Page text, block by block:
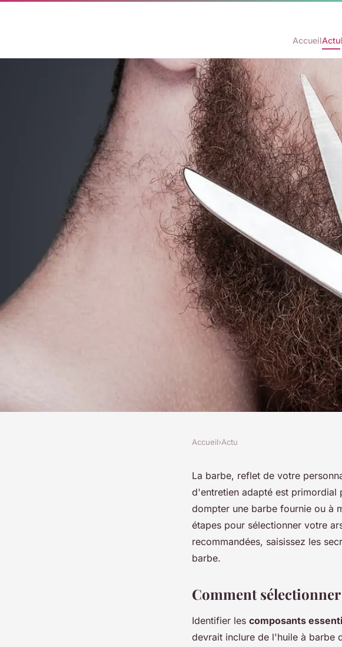
AccueilActu
Le guide pour bien
un kit d'entretien à barbe
Accueil›Actu
La barbe, reflet de votre
d'entretien adapté est primordial
dompter une barbe fournie ou à
étapes pour sélectionner votre
recommandées, saisissez les
barbe.
Comment
Identifier les composants
devrait inclure de l'huile à barbe